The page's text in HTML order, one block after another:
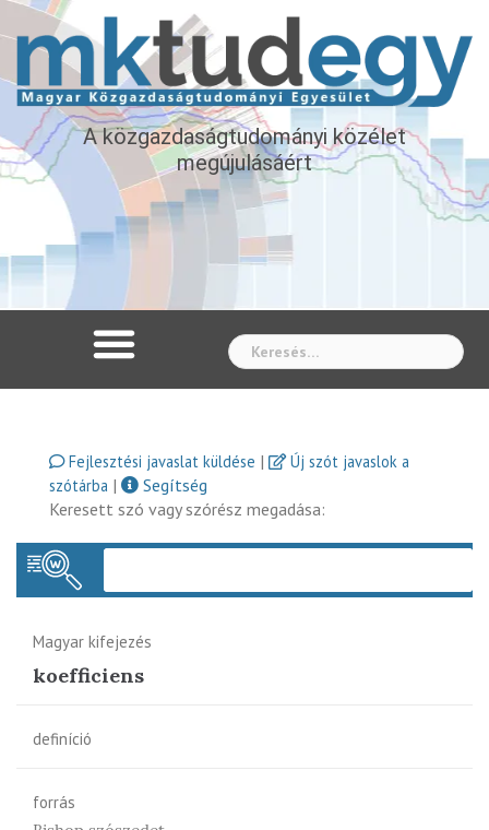
A közgazdaságtudományi közélet
megújulásáért
Fejlesztési javaslat küldése |
Új szót javaslok a
szótárba |
Segítség
Keresett szó vagy szórész megadása:
Magyar kifejezés
koefficiens
definíció
forrás